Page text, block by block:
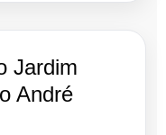
Jardim
André